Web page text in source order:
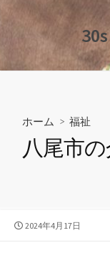
コ
ン
ホーム > 福祉
八尾市
公
2024年4月17日